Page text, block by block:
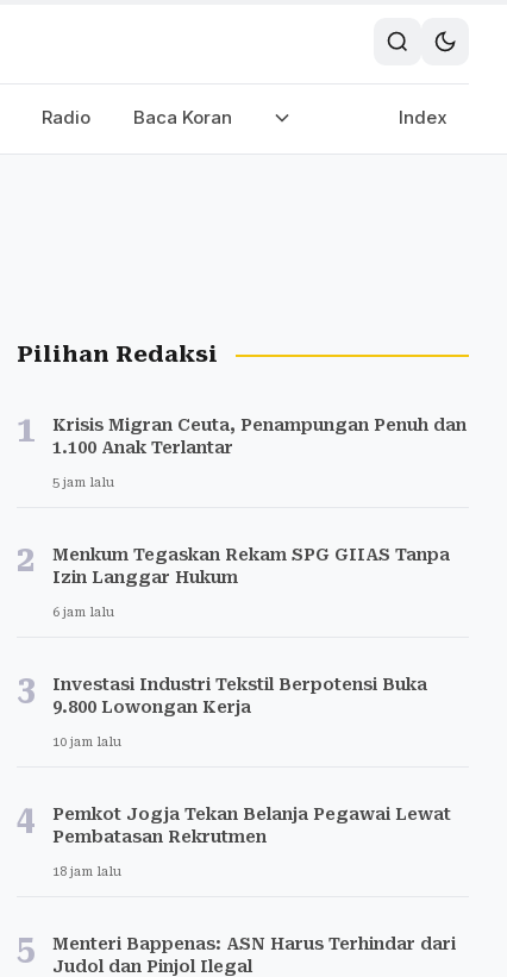
Radio Baca Koran Index
Pilihan Redaksi
1
Krisis Migran Ceuta, Penampungan Penuh dan
1.100 Anak Terlantar
5 jam lalu
2
Menkum Tegaskan Rekam SPG GIIAS Tanpa
Izin Langgar Hukum
6 jam lalu
3
Investasi Industri Tekstil Berpotensi Buka
9.800 Lowongan Kerja
10 jam lalu
4
Pemkot Jogja Tekan Belanja Pegawai Lewat
Pembatasan Rekrutmen
18 jam lalu
5
Menteri Bappenas: ASN Harus Terhindar dari
Judol dan Pinjol Ilegal